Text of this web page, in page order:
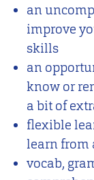
an
improve
skills
an
know or
a bit of
flexible
learn from
vocab,